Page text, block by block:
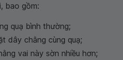
bao gồm:
quạ bình thường;
dây chằng cùng quạ;
vai này sờn nhiều hơn;